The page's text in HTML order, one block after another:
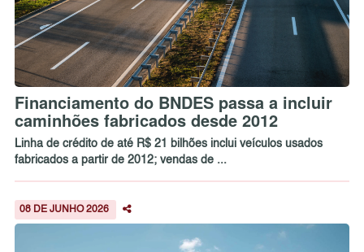
Financiamento do BNDES passa a incluir
caminhões fabricados desde 2012
Linha de crédito de até R$ 21 bilhões inclui veículos usados
fabricados a partir de 2012; vendas de ...
08 DE JUNHO 2026